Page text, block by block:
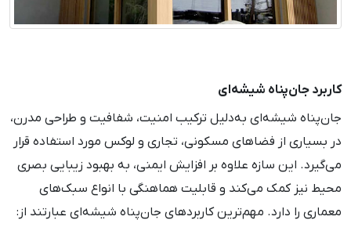
کاربرد جان‌پناه شیشه‌ای
جان‌پناه شیشه‌ای به‌دلیل ترکیب امنیت، شفافیت و طراحی مدرن،
در بسیاری از فضاهای مسکونی، تجاری و لوکس مورد استفاده قرار
می‌گیرد. این سازه علاوه بر افزایش ایمنی، به بهبود زیبایی بصری
محیط نیز کمک می‌کند و قابلیت هماهنگی با انواع سبک‌های
معماری را دارد. مهم‌ترین کاربردهای جان‌پناه شیشه‌ای عبارتند از: